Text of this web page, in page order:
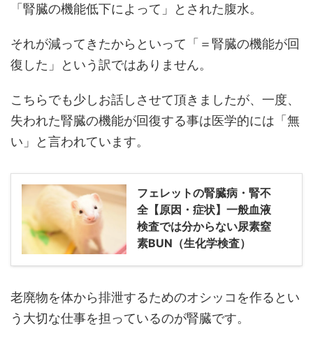
「腎臓の機能低下によって」とされた腹水。
それが減ってきたからといって「＝腎臓の機能が回
復した」という訳ではありません。
こちらでも少しお話しさせて頂きましたが、一度、
失われた腎臓の機能が回復する事は医学的には「無
い」と言われています。
フェレットの腎臓病・腎不
全【原因・症状】一般血液
検査では分からない尿素窒
素BUN（生化学検査）
老廃物を体から排泄するためのオシッコを作るとい
う大切な仕事を担っているのが腎臓です。